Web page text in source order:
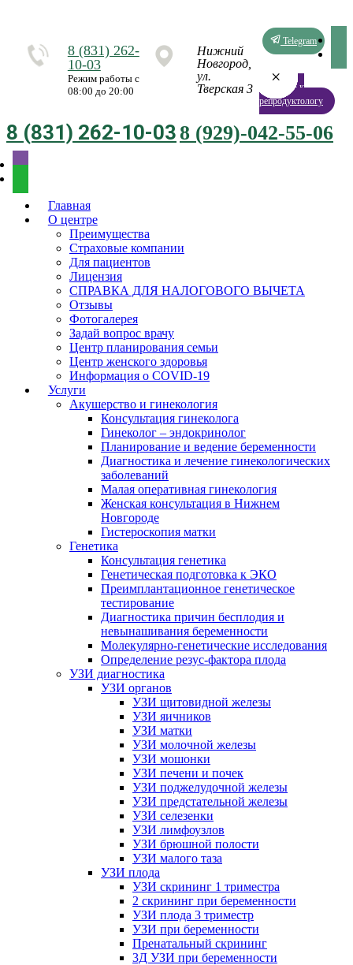
8 (831) 262-
10-03
Режим работы с
08:00 до 20:00
Нижний
Новгород,
ул.
Тверская 3
Telegram
Запись к
репродуктологу
8 (831) 262-10-038 (929)-042-55-06
Главная
О центре
Преимущества
Страховые компании
Для пациентов
Лицензия
СПРАВКА ДЛЯ НАЛОГОВОГО ВЫЧЕТА
Отзывы
Фотогалерея
Задай вопрос врачу
Центр планирования семьи
Центр женского здоровья
Информация о COVID-19
Услуги
Акушерство и гинекология
Консультация гинеколога
Гинеколог – эндокринолог
Планирование и ведение беременности
Диагностика и лечение гинекологических
заболеваний
Малая оперативная гинекология
Женская консультация в Нижнем
Новгороде
Гистероскопия матки
Генетика
Консультация генетика
Генетическая подготовка к ЭКО
Преимплантационное генетическое
тестирование
Диагностика причин бесплодия и
невынашивания беременности
Молекулярно-генетические исследования
Определение резус-фактора плода
УЗИ диагностика
УЗИ органов
УЗИ щитовидной железы
УЗИ яичников
УЗИ матки
УЗИ молочной железы
УЗИ мошонки
УЗИ печени и почек
УЗИ поджелудочной железы
УЗИ предстательной железы
УЗИ селезенки
УЗИ лимфоузлов
УЗИ брюшной полости
УЗИ малого таза
УЗИ плода
УЗИ скрининг 1 триместра
2 скрининг при беременности
УЗИ плода 3 триместр
УЗИ при беременности
Пренатальный скрининг
3Д УЗИ при беременности
×
×
×
×
×
×
×
×